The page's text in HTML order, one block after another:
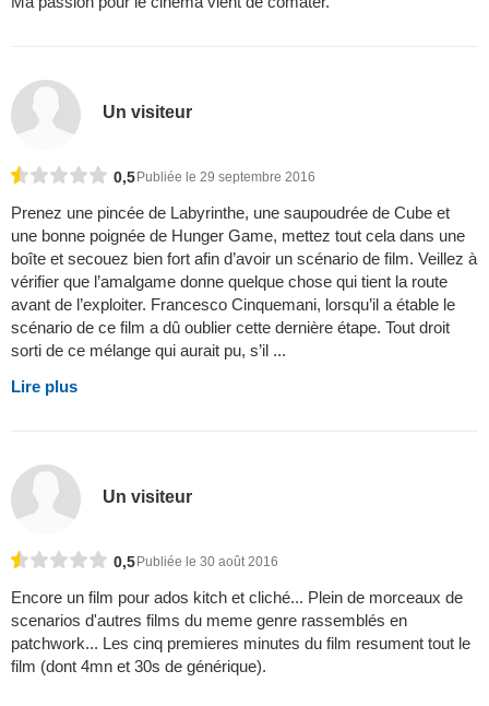
Un visiteur
0,5Publiée le 29 septembre 2016
Prenez une pincée de Labyrinthe, une saupoudrée de Cube et
une bonne poignée de Hunger Game, mettez tout cela dans une
boîte et secouez bien fort afin d’avoir un scénario de film. Veillez à
vérifier que l’amalgame donne quelque chose qui tient la route
avant de l’exploiter. Francesco Cinquemani, lorsqu’il a étable le
scénario de ce film a dû oublier cette dernière étape. Tout droit
sorti de ce mélange qui aurait pu, s’il ...
Lire plus
Un visiteur
0,5 Publiée le 30 août 2016
Encore un film pour ados kitch et cliché... Plein de morceaux de
scenarios d'autres films du meme genre rassemblés en
patchwork... Les cinq premieres minutes du film resument tout le
film (dont 4mn et 30s de générique).